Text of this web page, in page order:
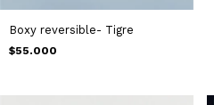
Boxy reversible- Tigre
$55.000